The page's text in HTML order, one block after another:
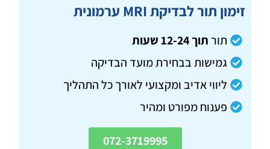
זימון תור לבדיקת MRI ערמונית
תורתוך 12-24 שעות
גמישות בבחירת מועד הבדיקה
ליווי אדיב ומקצועי לאורך כל התהליך
פענוח מפורט ומהיר
072-3719995